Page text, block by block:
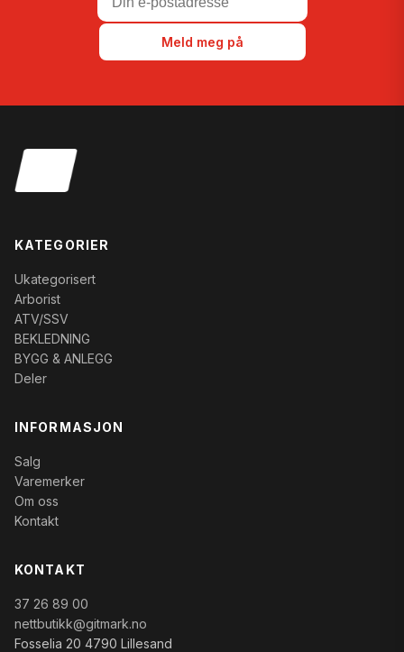
Meld meg på
KATEGORIER
Ukategorisert
Arborist
ATV/SSV
BEKLEDNING
BYGG & ANLEGG
Deler
INFORMASJON
Salg
Varemerker
Om oss
Kontakt
KONTAKT
37 26 89 00
nettbutikk@gitmark.no
Fosselia 20 4790 Lillesand